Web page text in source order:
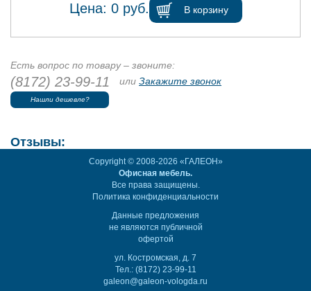
Цена: 0руб. В корзину
Есть вопрос по товару – звоните:
(8172) 23-99-11 или Закажите звонок
Нашли дешевле?
Отзывы:
Copyright © 2008-2026 «ГАЛЕОН»
Офисная мебель.
Все права защищены.
Политика конфиденциальности
Данные предложения
не являются публичной
офертой
ул. Костромская, д. 7
Тел.: (8172) 23-99-11
galeon@galeon-vologda.ru